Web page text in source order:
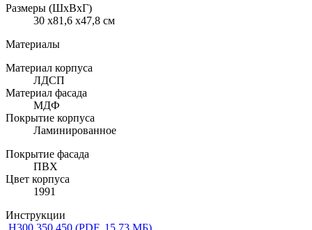
Размеры (ШхВхГ)
30 x81,6 x47,8 см
Материалы
Материал корпуса
ЛДСП
Материал фасада
МДФ
Покрытие корпуса
Ламинированное
Покрытие фасада
ПВХ
Цвет корпуса
1991
Инструкции
Н300,350,450 (PDF, 15.73 МБ)